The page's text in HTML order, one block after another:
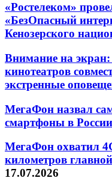
«Ростелеком»
«БезОпасный
Кенозерского
Внимание на
кинотеатров
экстренные
МегаФон назвал
смартфоны в России
МегаФон охватил
километров
17.07.2026